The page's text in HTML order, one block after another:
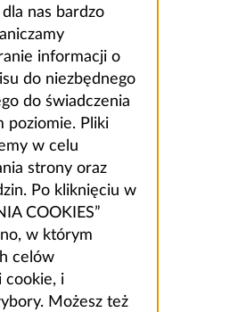
nas bardzo
informacji o
do niezbędnego
do świadczenia
poziomie. Pliki
w celu
strony oraz
Po kliknięciu w
COOKIES”
w którym
celów
cookie, i
Możesz też